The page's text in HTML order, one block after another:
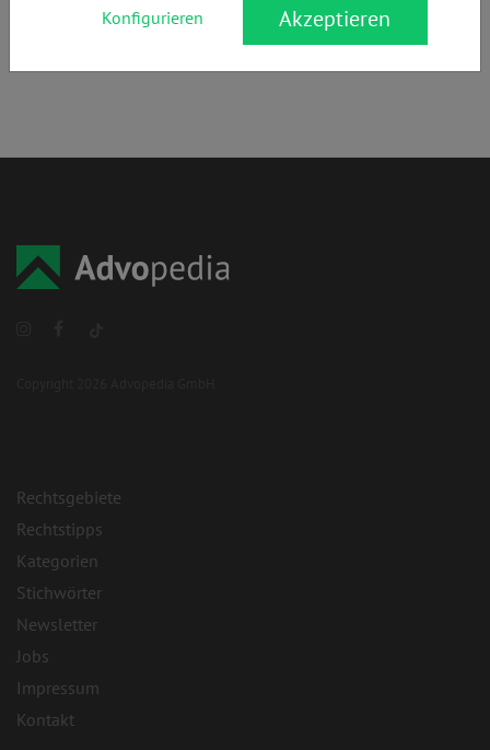
Rechtsgebiete:
Rechtsgebiete
Rechtstipps
Kategorien
Stichwörter
Newsletter
Jobs
Impressum
Kontakt
Konfigurieren Akzeptieren